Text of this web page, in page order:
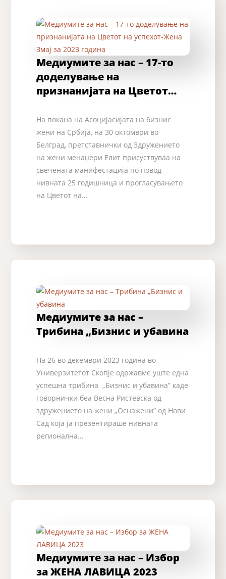
Медиумите за нас – 17-то
доделување на
признанијата на Цветот…
На покана на Асоцијасијата на бизнис
жени на Србија, на 30 октомври во
Белград, претставнички од Здружението
на жени менаџери Елит присуствуваа на
свечената манифестација по повод
нивната 25 годишница и прогласувањето
на Цветот на…
Медиумите за нас –
Трибина „Бизнис и убавина
На 26 во декември 2023 година во
Универзитетот Скопје одржавме уште една
успешна трибина „Бизнис и убавина” каде
говорнички беа Весна Ристевска од
здружението на жени „Оснажени” од Нови
Сад која ја презентираше нивната
регионална…
Медиумите за нас – Избор
за ЖЕНА ЛАВИЦА 2023